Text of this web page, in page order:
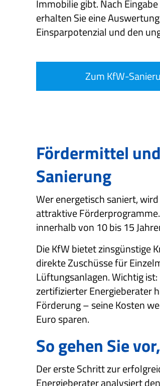
Immobilie gibt. Nach
erhalten Sie eine
Einsparpotenzial und den
Zum KfW-
Fördermittel
Sanierung
Wer energetisch saniert,
attraktive
innerhalb von 10 bis 15
Die KfW bietet zinsgünstige
direkte Zuschüsse für
Lüftungsanlagen. Wichtig
zertifizierter Energieberater
Förderung – seine Kosten
Euro sparen.
So gehen Sie
Der erste Schritt zur